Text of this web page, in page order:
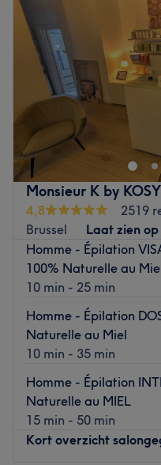
Vrijdag
Zaterdag
Zondag
Découvrez KOSY
KOSY est l’endroit en
Vous serez accueillis
de professionnels
masculin. Vous serez
qualité des produits et
corps et visage de
Pour un instant de plaisir
que vous !
Monsieur K by
4,8
2519
Brussel
Laat zien
Homme - Épilation
100% Naturelle au
10 min - 25 min
Homme - Épilation
Naturelle au Miel
10 min - 35 min
Homme - Épilation
Naturelle au MIEL
15 min - 50 min
Kort overzicht